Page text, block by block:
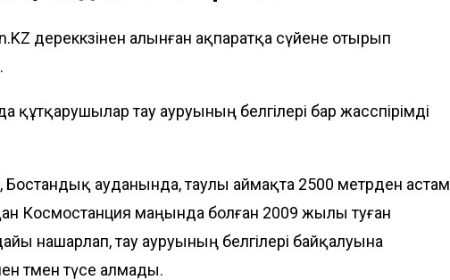
дереккөзінен алынған ақпаратқа сүйене отырып
құтқарушылар тау ауруының белгілері бар жасөспірімді
ауданында, таулы аймақта 2500 метрден астам
Космостанция маңында болған 2009 жылы туған
нашарлап, тау ауруының белгілері байқалуына
төмен түсе алмады.